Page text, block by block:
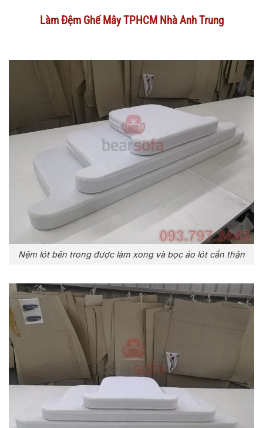
Làm Đệm Ghế Mây TPHCM Nhà Anh Trung
Nệm lót bên trong được làm xong và bọc áo lót cẩn thận